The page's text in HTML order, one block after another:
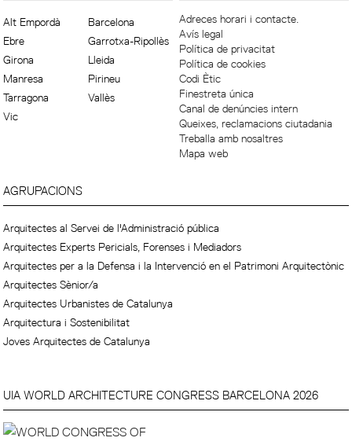
Alt Empordà
Barcelona
Ebre
Garrotxa-Ripollès
Girona
Lleida
Manresa
Pirineu
Tarragona
Vallès
Vic
Adreces horari i contacte.
Avís legal
Política de privacitat
Política de cookies
Codi Ètic
Finestreta única
Canal de denúncies intern
Queixes, reclamacions ciutadania
Treballa amb nosaltres
Mapa web
AGRUPACIONS
Arquitectes al Servei de l'Administració pública
Arquitectes Experts Pericials, Forenses i Mediadors
Arquitectes per a la Defensa i la Intervenció en el Patrimoni Arquitectònic
Arquitectes Sènior/a
Arquitectes Urbanistes de Catalunya
Arquitectura i Sostenibilitat
Joves Arquitectes de Catalunya
UIA WORLD ARCHITECTURE CONGRESS BARCELONA 2026